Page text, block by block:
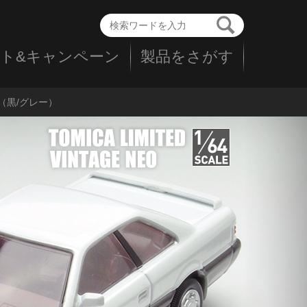
&キャンペーン 製品をさがす
/グレー）